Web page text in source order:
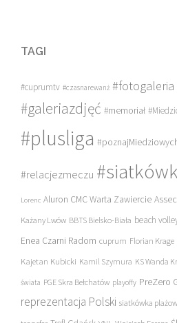
TAGI
#cuprumtv #czasnarewanż #fotogaleria
#galeriazdjęć #memoriał
#plusliga
#relacjezmeczu
Lorenc Aluron CMC Warta Zawiercie
Każany Lwów BBTS Bielsko-Biała beach
Enea Czarni Radom cuprum Florian Krage
Kajetan Kubicki Kamil Szymura KS Wanda
świata PGE Skra Bełchatów playoffy PreZero
reprezentacja Polski siatkówka